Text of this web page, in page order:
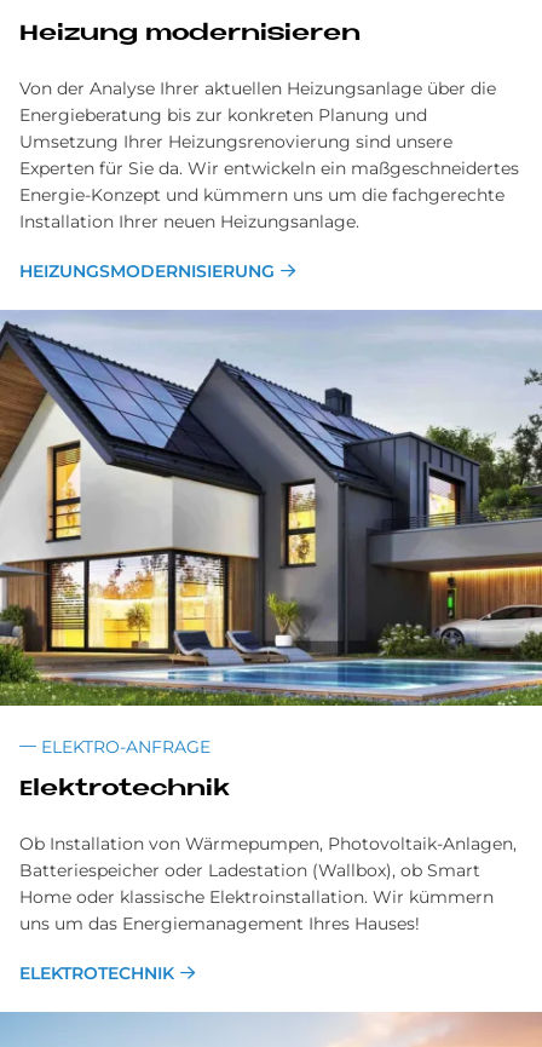
Hei­zung mo­der­ni­sie­ren
Von der Analyse Ihrer aktuellen Heizungsanlage über die
Energieberatung bis zur konkreten Planung und
Umsetzung Ihrer Heizungsrenovierung sind unsere
Experten für Sie da. Wir entwickeln ein maßgeschneidertes
Energie-Konzept und kümmern uns um die fachgerechte
Installation Ihrer neuen Heizungsanlage.
HEIZUNGSMODERNISIERUNG
ELEKTRO-ANFRAGE
Elek­tro­tech­nik
Ob Installation von Wärmepumpen, Photovoltaik-Anlagen,
Batteriespeicher oder Ladestation (Wallbox), ob Smart
Home oder klassische Elektroinstallation. Wir kümmern
uns um das Energiemanagement Ihres Hauses!
ELEKTROTECHNIK